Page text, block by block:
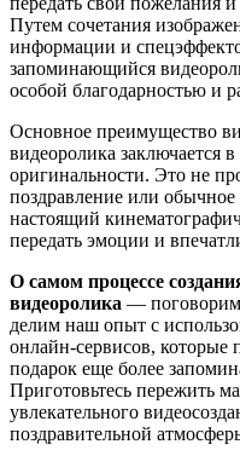
Путем сочетания
информации и
запоминающийся
особой благодарностью и
Основное преимущество
видеоролика заключается
оригинальности. Это не
поздравление или
настоящий
передать эмоции и
О самом процессе
видеоролика — поговорим
делим наш опыт с
онлайн-сервисов, которые
подарок еще более
Приготовьтесь пережить
увлекательного
поздравительной